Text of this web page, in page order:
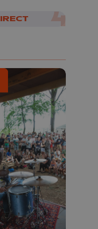
5x2
le
9 août,